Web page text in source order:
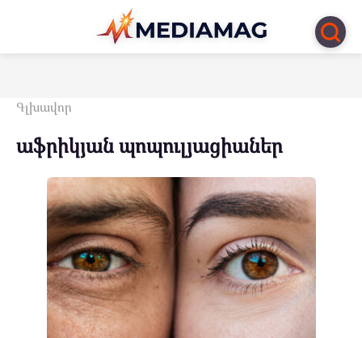
Перейти
контенту
Գլխավոր
աֆրիկյան պոպուլյացիաներ